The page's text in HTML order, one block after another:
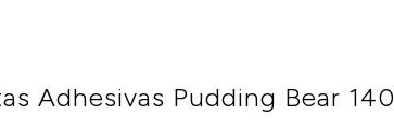
Adhesivas Pudding Bear 140